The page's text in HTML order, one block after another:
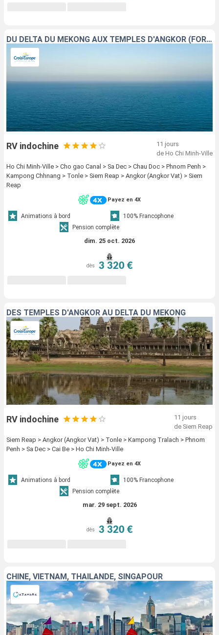
DU DELTA DU MÉKONG AUX TEMPLES D'ANGKOR (FORMULE PORT/PORT)
RV indochine
11 jours
de Ho Chi Minh-Ville
Ho Chi Minh-Ville > Cho gao Canal > Sa Dec > Chau Doc > Phnom Penh >
Kampong Chhnang > Tonle > Siem Reap > Angkor (Angkor Vat) > Siem
Reap
Payez en 4X
Animations à bord
100% Francophone
Pension complète
dim. 25 oct. 2026
dès 3 320 €
DES TEMPLES D'ANGKOR AU DELTA DU MÉKONG
RV indochine
11 jours
de Siem Reap
Siem Reap > Angkor (Angkor Vat) > Tonle > Kampong Tralach > Phnom
Penh > Sa Dec > Cai Be > Ho Chi Minh-Ville
Payez en 4X
Animations à bord
100% Francophone
Pension complète
mar. 29 sept. 2026
dès 3 320 €
CHINE, VIETNAM, THAÏLANDE, SINGAPOUR